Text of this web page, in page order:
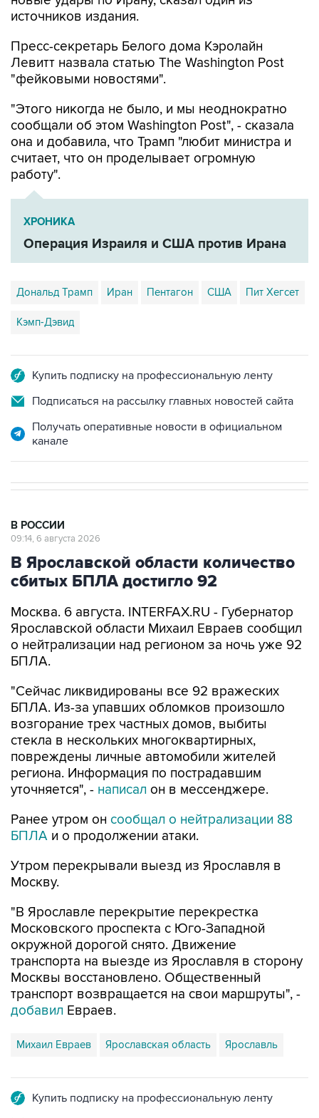
источников издания.
Пресс-секретарь Белого дома Кэролайн
Левитт назвала статью The Washington Post
"фейковыми новостями".
"Этого никогда не было, и мы неоднократно
сообщали об этом Washington Post", - сказала
она и добавила, что Трамп "любит министра и
считает, что он проделывает огромную
работу".
ХРОНИКА
Операция Израиля и США против Ирана
Дональд Трамп Иран Пентагон США Пит Хегсет
Кэмп-Дэвид
Купить подписку на профессиональную ленту
Подписаться на рассылку главных новостей сайта
Получать оперативные новости в официальном
канале
В РОССИИ
09:14, 6 августа 2026
В Ярославской области количество
сбитых БПЛА достигло 92
Москва. 6 августа. INTERFAX.RU - Губернатор
Ярославской области Михаил Евраев сообщил
о нейтрализации над регионом за ночь уже 92
БПЛА.
"Сейчас ликвидированы все 92 вражеских
БПЛА. Из-за упавших обломков произошло
возгорание трех частных домов, выбиты
стекла в нескольких многоквартирных,
повреждены личные автомобили жителей
региона. Информация по пострадавшим
уточняется", - написал он в мессенджере.
Ранее утром он сообщал о нейтрализации 88
БПЛА и о продолжении атаки.
Утром перекрывали выезд из Ярославля в
Москву.
"В Ярославле перекрытие перекрестка
Московского проспекта с Юго-Западной
окружной дорогой снято. Движение
транспорта на выезде из Ярославля в сторону
Москвы восстановлено. Общественный
транспорт возвращается на свои маршруты", -
добавил Евраев.
Михаил Евраев Ярославская область Ярославль
Купить подписку на профессиональную ленту